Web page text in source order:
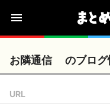
お隣通信 のブログ
URL